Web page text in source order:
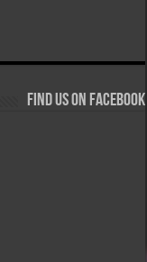
Find us on Facebook